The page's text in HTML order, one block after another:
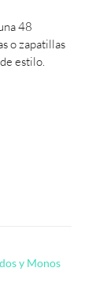
48
o zapatillas
estilo.
y Monos